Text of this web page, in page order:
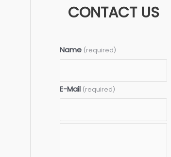
CONTACT US
Name (required)
E-Mail (required)